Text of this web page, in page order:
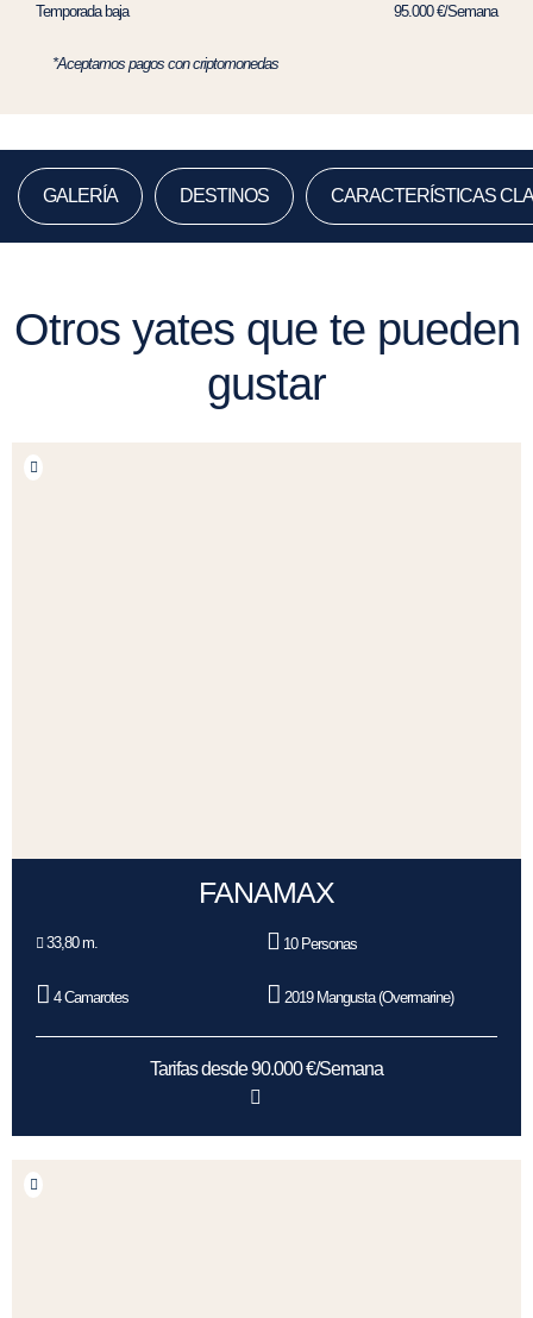
Temporada baja
95.000 €/Semana
*Aceptamos pagos con criptomonedas
GALERÍA DESTINOS CARACTERÍSTICAS
Otros yates que te pueden
gustar
FANAMAX
33,80 m. 10 Personas
4 Camarotes 2019 Mangusta (Overmarine)
Tarifas desde 90.000 €/Semana